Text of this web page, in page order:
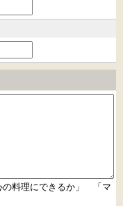
の料理にできるか」 「マ